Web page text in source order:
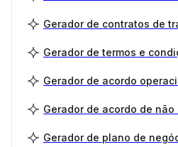
Gerador de contratos de
Gerador de termos e
Gerador de acordo
Gerador de acordo de
Gerador de plano de